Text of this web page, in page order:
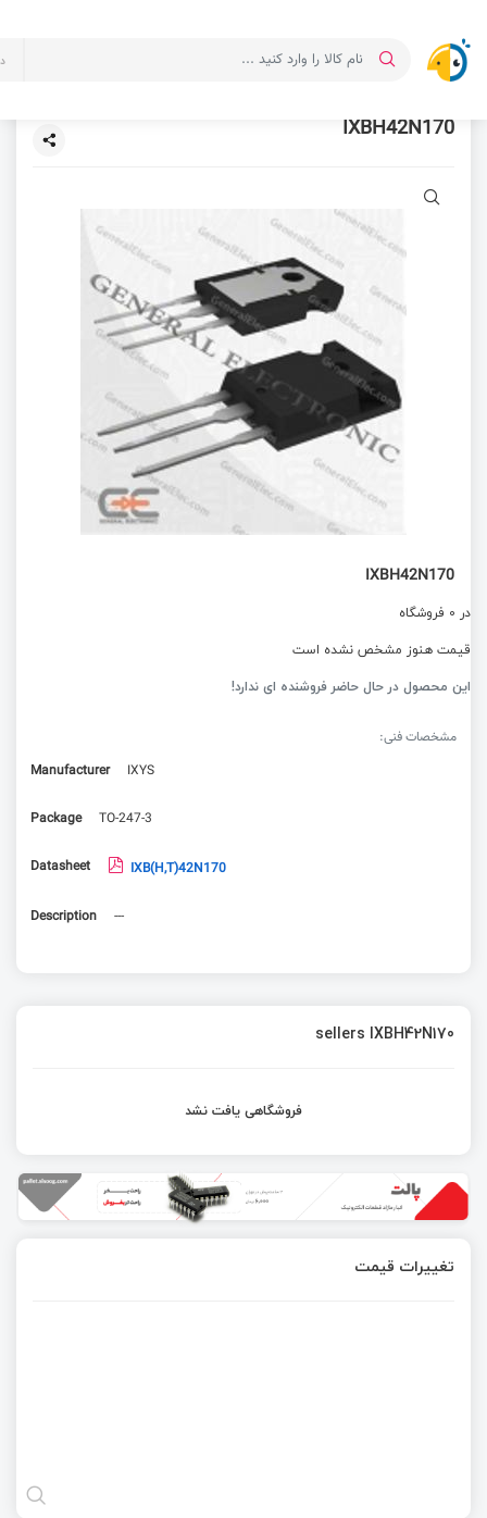
IXBH42N170
IXBH42N170
در 0 فروشگاه
قیمت هنوز مشخص نشده است
این محصول در حال حاضر فروشنده ای ندارد!
مشخصات فنی:
Manufacturer
IXYS
Package TO-247-3
Datasheet IXB(H,T)42N170
Description ---
sellers IXBH42N170
فروشگاهی یافت نشد
تغییرات قیمت